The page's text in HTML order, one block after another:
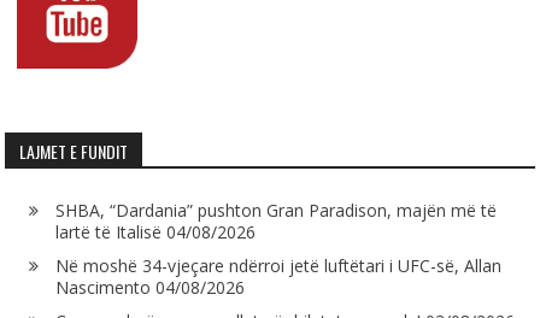
LAJMET E FUNDIT
SHBA, “Dardania” pushton Gran Paradison, majën më të
lartë të Italisë 04/08/2026
Në moshë 34-vjeçare ndërroi jetë luftëtari i UFC-së, Allan
Nascimento 04/08/2026